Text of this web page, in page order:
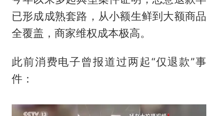
已形成成熟套路，从小额生鲜到大额商品
全覆盖，商家维权成本极高。
此前消费电子曾报道过两起“仅退款”事
件：